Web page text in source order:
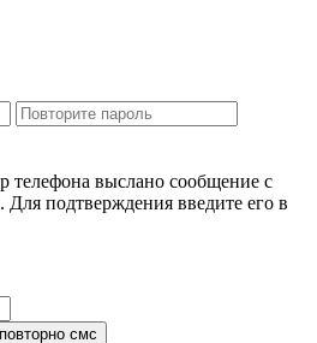
выслано сообщение с
подтверждения введите его в